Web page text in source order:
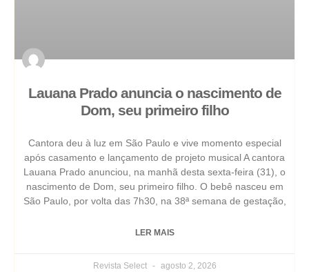
Lauana Prado anuncia o nascimento de
Dom, seu primeiro filho
Cantora deu à luz em São Paulo e vive momento especial
após casamento e lançamento de projeto musical A cantora
Lauana Prado anunciou, na manhã desta sexta-feira (31), o
nascimento de Dom, seu primeiro filho. O bebê nasceu em
São Paulo, por volta das 7h30, na 38ª semana de gestação,
LER MAIS
Revista Select agosto 2, 2026